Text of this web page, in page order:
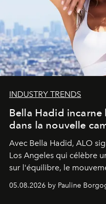
INDUSTRY TRENDS
Bella Hadid incarne
dans la nouvelle
Avec Bella Hadid, ALO
Los Angeles qui célèbre
sur l'équilibre, le
05.08.2026 by Pauline